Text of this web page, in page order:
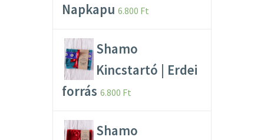
Napkapu 6.800 Ft
Shamo
Kincstartó | Erdei
forrás 6.800 Ft
Shamo